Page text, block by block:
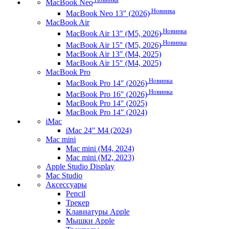
MacBook Neo
MacBook Neo 13" (2026) Новинка
MacBook Air
MacBook Air 13" (M5, 2026) Новинка
MacBook Air 15" (M5, 2026) Новинка
MacBook Air 13" (M4, 2025)
MacBook Air 15" (M4, 2025)
MacBook Pro
MacBook Pro 14" (2026) Новинка
MacBook Pro 16" (2026) Новинка
MacBook Pro 14" (2025)
MacBook Pro 14" (2024)
iMac
iMac 24" M4 (2024)
Mac mini
Mac mini (M4, 2024)
Mac mini (M2, 2023)
Apple Studio Display
Mac Studio
Аксессуары
Pencil
Трекер
Клавиатуры Apple
Мышки Apple